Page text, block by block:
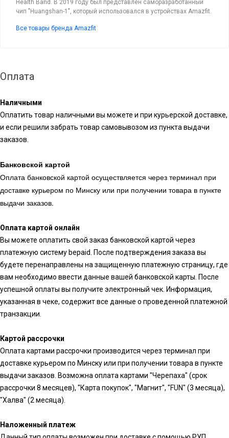
Health Band. В 2019 году был представлен саморазработанный
чип "Huangshan-1", который использовался в устройствах Amazfit.
Все товары бренда Amazfit
Оплата
Наличными
Оплатить товар наличными вы можете и при курьерской доставке,
и если решили забрать товар самовывозом из пункта выдачи
заказов.
Банковской картой
Оплата банковской картой осуществляется через терминал при
доставке курьером по Минску или при получении товара в пункте
выдачи заказов.
Оплата картой онлайн
Вы можете оплатить свой заказ банковской картой через
платежную систему bepaid. После подтверждения заказа вы
будете перенаправлены на защищенную платежную страницу, где
вам необходимо ввести данные вашей банковской карты. После
успешной оплаты вы получите электронный чек. Информация,
указанная в чеке, содержит все данные о проведенной платежной
транзакции.
Картой рассрочки
Оплата картами рассрочки производится через терминал при
доставке курьером по Минску или при получении товара в пункте
выдачи заказов. Возможна оплата картами "Черепаха" (срок
рассрочки 8 месяцев), "Карта покупок", "Магнит", "FUN" (3 месяца),
"Халва" (2 месяца).
Наложенный платеж